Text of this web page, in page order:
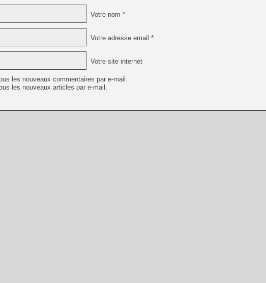
Votre nom *
Votre adresse email *
Votre site internet
les nouveaux commentaires par e-mail.
les nouveaux articles par e-mail.